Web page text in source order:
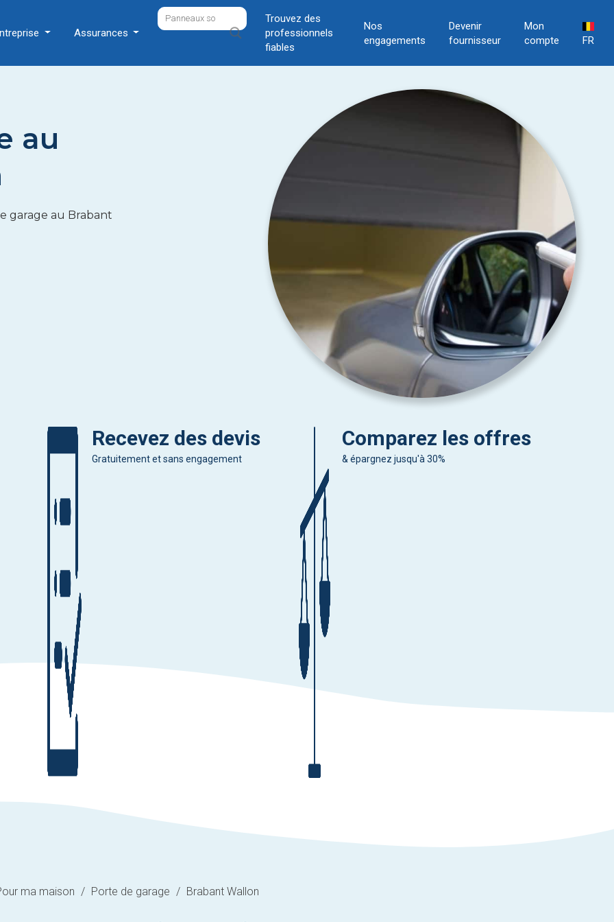
Assurances
Trouvez des
professionnels
fiables
Nos
engagements
Devenir
fournisseur
Mon
compte
FR
au
garage au Brabant
Recevez des devis
Gratuitement et sans engagement
Comparez les offres
& épargnez jusqu'à 30%
ma maison / Porte de garage / Brabant Wallon